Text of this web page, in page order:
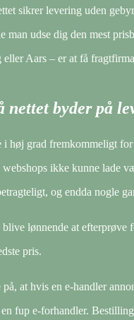
sikrer levering uden
man udse dig den mest
Aars – er at få
nettet byder på
høj grad fremkommeligt
ikke kunne lade
og endda nogle
lønnende at efterprøve
pris.
at hvis en e-handler
fup e-forhandler.